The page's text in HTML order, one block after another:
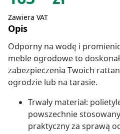
Zawiera VAT
Opis
Odporny na wodę i
meble ogrodowe to
zabezpieczenia Twoich
ogrodzie lub na tarasie.
Trwały materiał:
powszechnie
praktyczny za sprawą